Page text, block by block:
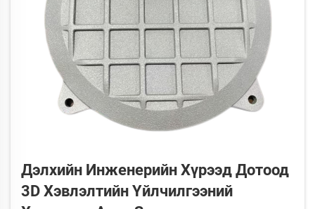
Дэлхийн Инженерийн Хүрээд Дотоод
3D Хэвлэлтийн Үйлчилгээний